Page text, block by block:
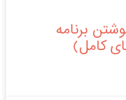
برنامه
کامل)